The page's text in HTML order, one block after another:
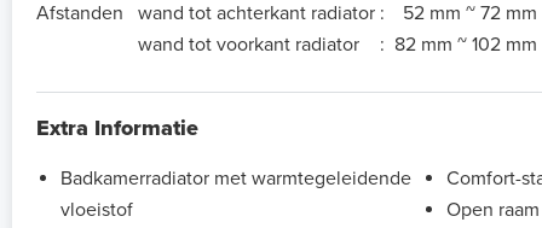
Afstanden wand tot achterkant radiator :
52 mm ~ 72 mm
wand tot voorkant radiator
: 82 mm ~ 102 mm
Extra Informatie
Badkamerradiator met warmtegeleidende
vloeistof
Comfort-
Open raam